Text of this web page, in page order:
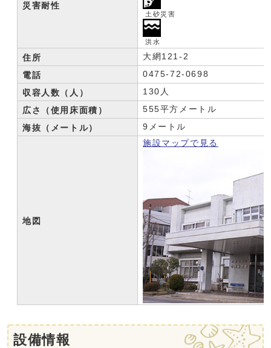
災害耐性
土砂災害
洪水
住所 大網121-2
電話 0475-72-0698
収容人数（人） 130人
広さ（使用床面積） 555平方メートル
海抜（メートル） 9メートル
地図
施設マップで見る
設備情報